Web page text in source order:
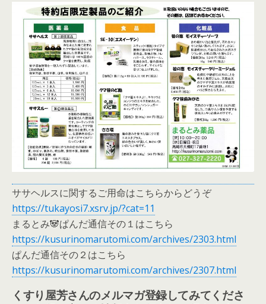
ササヘルスに関するご用命はこちらからどうぞ
https://tukayosi7.xsrv.jp/?cat=11
まるとみ🐼ぱんだ通信その１はこちら
https://kusurinomarutomi.com/archives/2303.html
ぱんだ通信その２はこちら
https://kusurinomarutomi.com/archives/2307.html
くすり屋芳さんのメルマガ登録してみてくださ